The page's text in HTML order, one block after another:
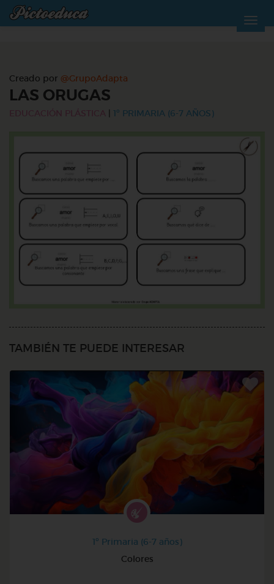
Creado por @GrupoAdapta
LAS ORUGAS
EDUCACIÓN PLÁSTICA 1º PRIMARIA (6-7 AÑOS)
TAMBIÉN TE PUEDE INTERESAR
1º Primaria (6-7 años)
Colores